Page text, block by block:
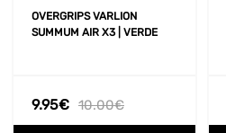
OVERGRIPS VARLION
SUMMUM AIR X3 | VERDE
10.00€
9.95€